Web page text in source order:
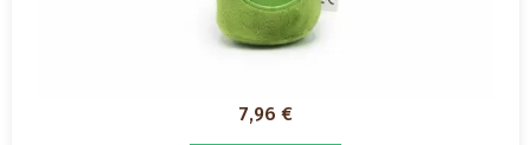
7,96 €